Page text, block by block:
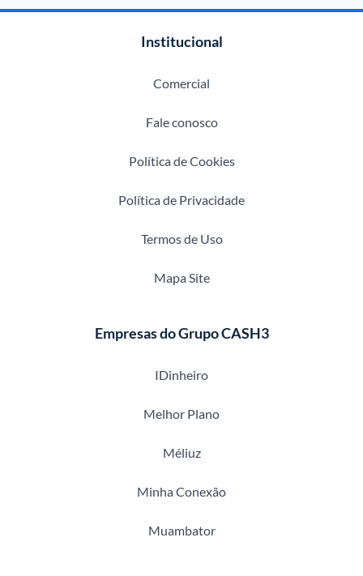
Institucional
Comercial
Fale conosco
Política de Cookies
Política de Privacidade
Termos de Uso
Mapa Site
Empresas do Grupo CASH3
IDinheiro
Melhor Plano
Méliuz
Minha Conexão
Muambator